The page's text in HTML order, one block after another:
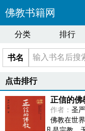
佛教书籍网
分类 排行
书名
点击排行
正信的佛
作者： 圣
佛教在世